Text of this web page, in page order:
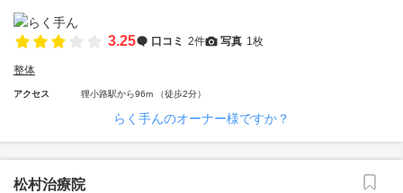
3.25 口コミ 2件 写真 1枚
整体
アクセス 狸小路駅から96m （徒歩2分）
らく手んのオーナー様ですか？
松村治療院